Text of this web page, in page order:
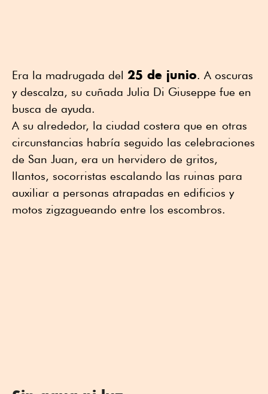
Era la madrugada del 25 de junio. A oscuras
y descalza, su cuñada Julia Di Giuseppe fue en
busca de ayuda.
A su alrededor, la ciudad costera que en otras
circunstancias habría seguido las celebraciones
de San Juan, era un hervidero de gritos,
llantos, socorristas escalando las ruinas para
auxiliar a personas atrapadas en edificios y
motos zigzagueando entre los escombros.